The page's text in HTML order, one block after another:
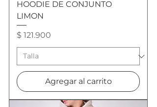
HOODIE DE CONJUNTO
LIMON
Precio
$ 121.900
Agregar al carrito